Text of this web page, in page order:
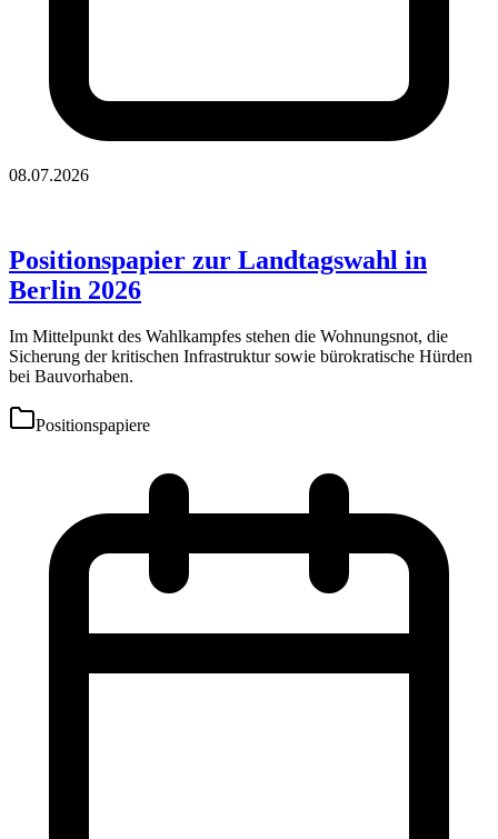
08.07.2026
Positionspapier zur Landtagswahl in
Berlin 2026
Im Mittelpunkt des Wahlkampfes stehen die Wohnungsnot, die
Sicherung der kritischen Infrastruktur sowie bürokratische Hürden
bei Bauvorhaben.
Positionspapiere